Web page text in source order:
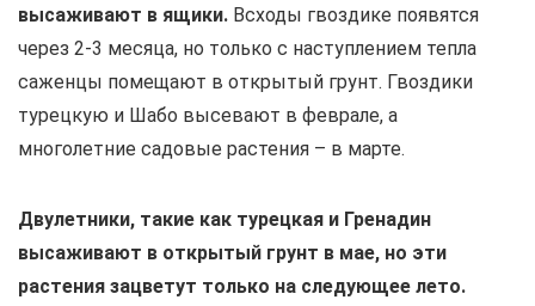
высаживают в ящики. Всходы гвоздике появятся
через 2-3 месяца, но только с наступлением тепла
саженцы помещают в открытый грунт. Гвоздики
турецкую и Шабо высевают в феврале, а
многолетние садовые растения – в марте.
Двулетники, такие как турецкая и Гренадин
высаживают в открытый грунт в мае, но эти
растения зацветут только на следующее лето.